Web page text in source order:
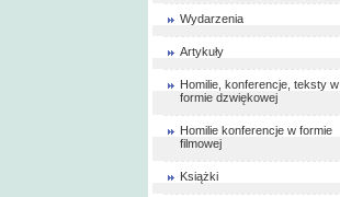
Wydarzenia
Artykuły
Homilie, konferencje, teksty w
formie dzwiękowej
Homilie konferencje w formie
filmowej
Książki